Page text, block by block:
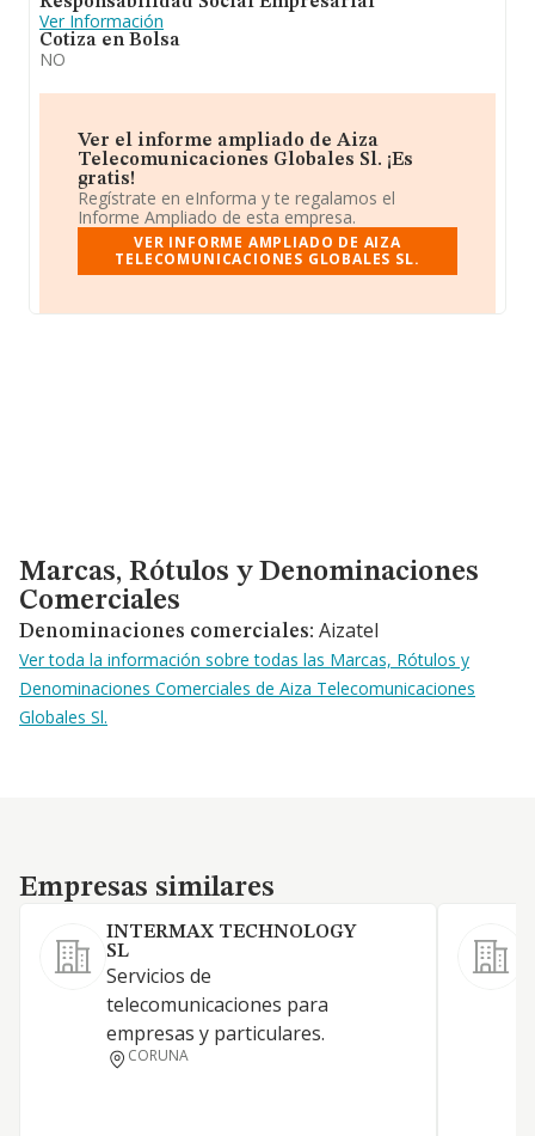
Ver Información
Cotiza en Bolsa
NO
Ver el informe ampliado de Aiza
Telecomunicaciones Globales Sl. ¡Es
gratis!
Regístrate en eInforma y te regalamos el
Informe Ampliado de esta empresa.
VER INFORME AMPLIADO DE AIZA
TELECOMUNICACIONES GLOBALES SL.
Marcas, Rótulos y Denominaciones Comerciales
Marcas, Rótulos y Denominaciones
Comerciales
Denominaciones comerciales: Aizatel
Ver toda la información sobre todas las Marcas, Rótulos y
Denominaciones Comerciales de Aiza Telecomunicaciones
Globales Sl.
Empresas similares
Empresas similares
INTERMAX TECHNOLOGY
SL
Servicios de
telecomunicaciones para
empresas y particulares.
CORUNA